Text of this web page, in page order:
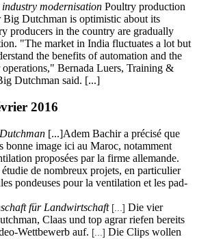
modernisation Poultry production
Big Dutchman is optimistic about its
producers in the country are gradually
"The market in India fluctuates a lot but
the benefits of automation and the
Bernada Luers, Training &
Dutchman said. [...]
2016
[...]Adem Bachir a précisé que
bonne image ici au Maroc, notamment
proposées par la firme allemande.
de nombreux projets, en particulier
pondeuses pour la ventilation et les pad-
für Landwirtschaft [...] Die vier
Claas und top agrar riefen bereits
Wettbewerb auf. [...] Die Clips wollen